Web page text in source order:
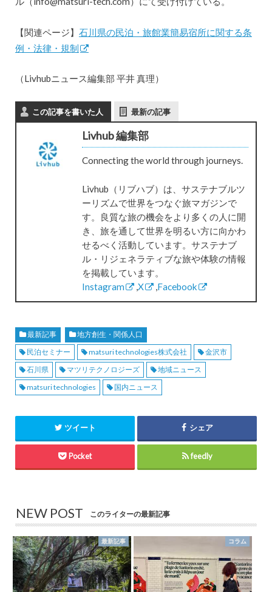
【関連ページ】 石川県の民泊・旅館業簡易宿所に関する条
例・法律・規制
（Livhubニュース編集部 平井 真理）
この記事を書いた人 最新の記事
Livhub 編集部
Connecting the world through journeys.
Livhub（リブハブ）は、サステナブルツ
ーリズムで世界をつなぐ旅マガジンで
す。良質な旅の機会をより多くの人に開
き、旅を通して世界を明るい方に向かわ
せるべく活動しています。サステナブ
ル・リジェネラティブな旅や体験の情報
を掲載しています。
Instagram
,X ,Facebook
最新記事
地方創生・関係人口
民泊セミナー
matsuri technologies株式会社
金沢市
石川県
マツリテクノロジーズ
地域ニュース
matsuri technologies
国内ニュース
ツイート シェア
Pocket feedly
NEW POST このライターの最新記事
最新記事 コラム